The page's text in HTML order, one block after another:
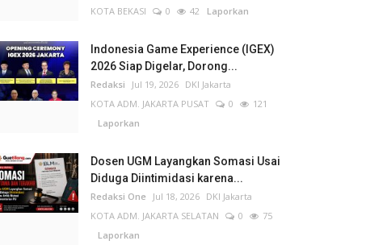
KOTA BEKASI
0 42 Laporkan
Indonesia Game Experience (IGEX)
2026 Siap Digelar, Dorong...
Redaksi Jul 19, 2026 DKI Jakarta
KOTA ADM. JAKARTA PUSAT
0
121
Laporkan
Dosen UGM Layangkan Somasi Usai
Diduga Diintimidasi karena...
Redaksi One Jul 18, 2026 DKI Jakarta
KOTA ADM. JAKARTA SELATAN
0
75
Laporkan